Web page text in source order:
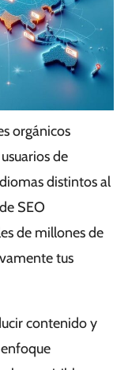
orgánicos
de
distintos al
SEO
de millones de
tus
contenido y